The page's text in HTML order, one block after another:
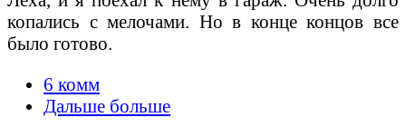
копались с мелочами. Но в конце концов все
было готово.
6 комм
Дальше больше